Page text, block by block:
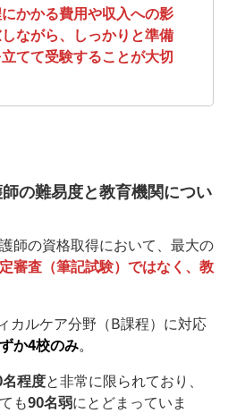
かかる費用や収入への影
ながら、しっかりと準備
てて受験することが大切
の難易度と教育機関につい
師の資格取得において、最大の
審査（筆記試験）ではなく、教
カルケア分野（B課程）に対応
か4校のみ。
程度と非常に限られており、
も90名弱にとどまっていま